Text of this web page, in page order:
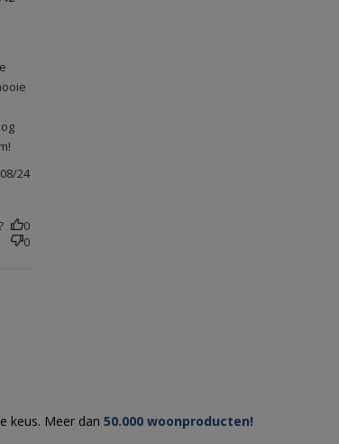
24
0
0
keus. Meer dan 50.000 woonproducten!